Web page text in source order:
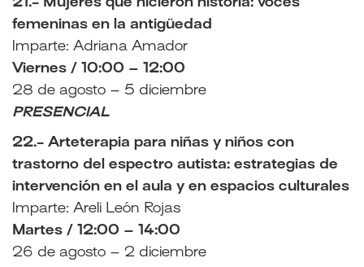
21.- Mujeres que hicieron historia: voces
femeninas en la antigüedad
Imparte: Adriana Amador
Viernes / 10:00 – 12:00
28 de agosto – 5 diciembre
PRESENCIAL
22.- Arteterapia para niñas y niños con
trastorno del espectro autista: estrategias de
intervención en el aula y en espacios culturales
Imparte: Areli León Rojas
Martes / 12:00 – 14:00
26 de agosto – 2 diciembre